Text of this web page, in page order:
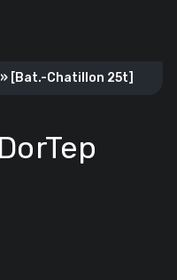
[Bat.-Chatillon 25t]